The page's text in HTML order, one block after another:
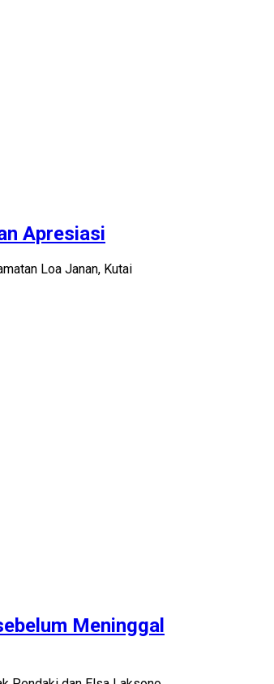
Apresiasi
Loa Janan, Kutai
Meninggal